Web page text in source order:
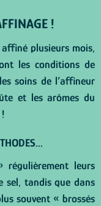
!
plusieurs mois,
les conditions de
soins de l’affineur
et les arômes du
leurs
sel, tandis que dans
souvent « brossés